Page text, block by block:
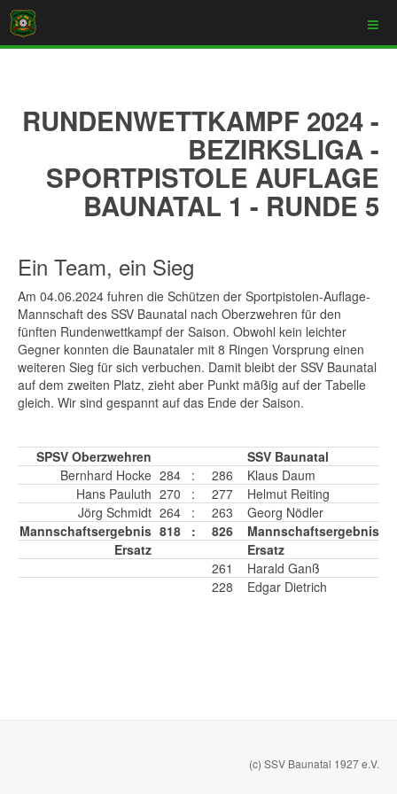
RUNDENWETTKAMPF 2024 -
BEZIRKSLIGA -
SPORTPISTOLE AUFLAGE
BAUNATAL 1 - RUNDE 5
Ein Team, ein Sieg
Am 04.06.2024 fuhren die Schützen der Sportpistolen-Auflage-
Mannschaft des SSV Baunatal nach Oberzwehren für den
fünften Rundenwettkampf der Saison. Obwohl kein leichter
Gegner konnten die Baunataler mit 8 Ringen Vorsprung einen
weiteren Sieg für sich verbuchen. Damit bleibt der SSV Baunatal
auf dem zweiten Platz, zieht aber Punkt mäßig auf der Tabelle
gleich. Wir sind gespannt auf das Ende der Saison.
SPSV Oberzwehren
SSV Baunatal
Bernhard Hocke 284 : 286
Klaus Daum
Hans Pauluth 270 : 277
Helmut Reiting
Jörg Schmidt 264 : 263
Georg Nödler
Mannschaftsergebnis 818 : 826
Mannschaftsergebnis
Ersatz
Ersatz
261
Harald Ganß
228
Edgar Dietrich
(c) SSV Baunatal 1927 e.V.